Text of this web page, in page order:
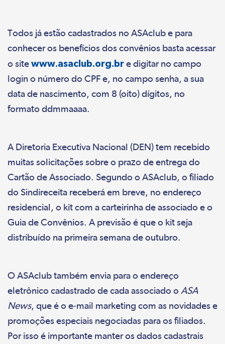
Todos já estão cadastrados no ASAclub e para
conhecer os benefícios dos convênios basta acessar
o sitewww.asaclub.org.bre digitar no campo
login o número do CPF e, no campo senha, a sua
data de nascimento, com 8 (oito) dígitos, no
formato ddmmaaaa.
A Diretoria Executiva Nacional (DEN) tem recebido
muitas solicitações sobre o prazo de entrega do
Cartão de Associado. Segundo o ASAclub, o filiado
do Sindireceita receberá em breve, no endereço
residencial, o kit com a carteirinha de associado e o
Guia de Convênios. A previsão é que o kit seja
distribuído na primeira semana de outubro.
O ASAclub também envia para o endereço
eletrônico cadastrado de cada associado oASA
News, que é o e-mail marketing com as novidades e
promoções especiais negociadas para os filiados.
Por isso é importante manter os dados cadastrais